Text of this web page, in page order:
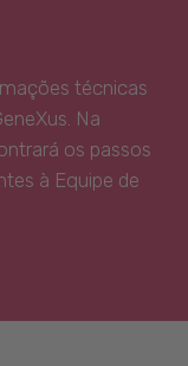
técnicas
Na
os passos
à Equipe de